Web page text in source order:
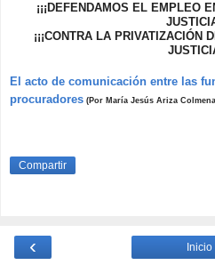
¡¡¡DEFENDAMOS EL EMPLEO
¡¡¡CONTRA LA PRIVATIZACIÓN
El acto de comunicación entre las
procuradores (Por María Jesús Ariza
Compartir
‹ Inicio